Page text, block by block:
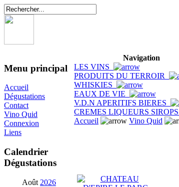
Menu principal
Accueil
Dégustations
Contact
Vino Quid
Connexion
Liens
Calendrier
Dégustations
Août 2026
Navigation
LES VINS
PRODUITS DU TERROIR
WHISKIES
EAUX DE VIE
V.D.N APERITIFS BIERES
CREMES LIQUEURS SIROPS
Accueil
Vino Quid